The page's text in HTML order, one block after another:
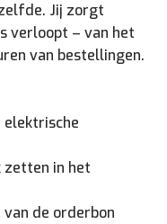
Jij zorgt
verloopt – van het
van bestellingen.
elektrische
zetten in het
van de orderbon